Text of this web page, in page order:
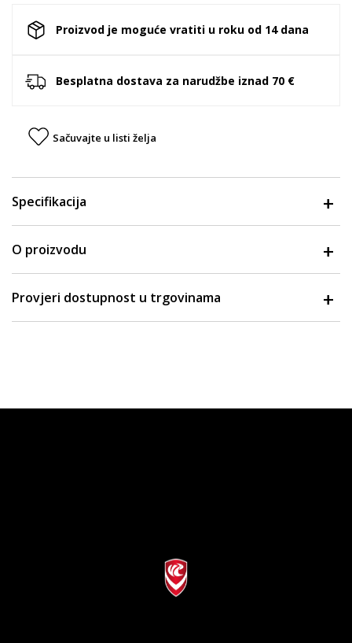
Proizvod je moguće vratiti u roku od 14 dana
Besplatna dostava za narudžbe iznad 70 €
Sačuvajte u listi želja
Specifikacija
O proizvodu
Provjeri dostupnost u trgovinama